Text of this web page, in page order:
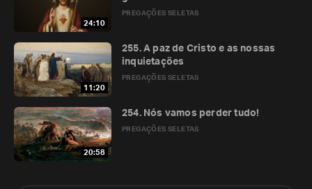
24:10
PREGAÇÕES SELETAS
11:20
PREGAÇÕES SELETAS
255. A paz de Cristo e as nossas
inquietações
20:58
PREGAÇÕES SELETAS
254. Nós vamos perder tudo!